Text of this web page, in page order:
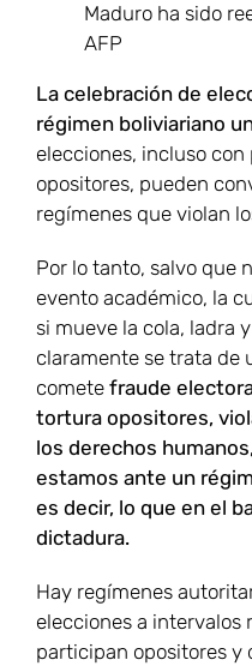
Maduro ha sido
AFP
La celebración de
régimen boliviariano
elecciones, incluso
opositores, pueden
regímenes que violan
Por lo tanto, salvo que
evento académico, la
si mueve la cola, ladra
claramente se trata de
comete fraude
tortura opositores,
los derechos
estamos ante un
es decir, lo que en el
dictadura.
Hay regímenes
elecciones a intervalos
participan opositores y